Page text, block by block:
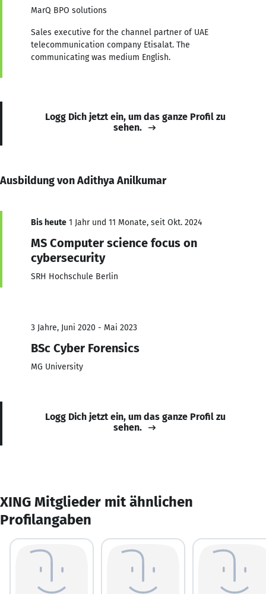
MarQ BPO solutions
Sales executive for the channel partner of UAE
telecommunication company Etisalat. The
communicating was medium English.
Logg Dich jetzt ein, um das ganze Profil zu
sehen.
Ausbildung von Adithya Anilkumar
Bis heute 1 Jahr und 11 Monate, seit Okt. 2024
MS Computer science focus on
cybersecurity
SRH Hochschule Berlin
3 Jahre, Juni 2020 - Mai 2023
BSc Cyber Forensics
MG University
Logg Dich jetzt ein, um das ganze Profil zu
sehen.
XING Mitglieder mit ähnlichen
Profilangaben